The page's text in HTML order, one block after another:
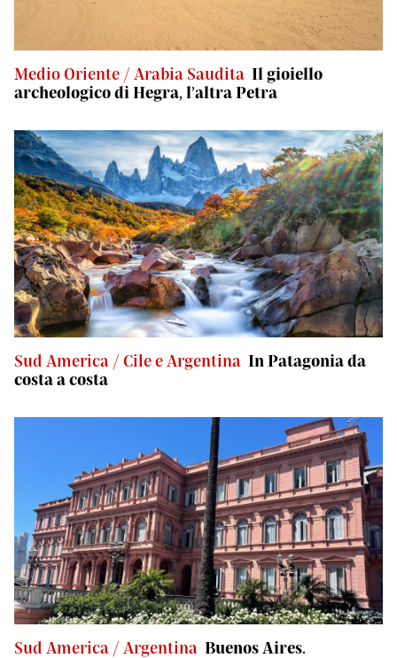
Medio Oriente / Arabia Saudita Il gioiello
archeologico di Hegra, l’altra Petra
Sud America / Cile e Argentina In Patagonia da
costa a costa
Sud America / Argentina Buenos Aires.